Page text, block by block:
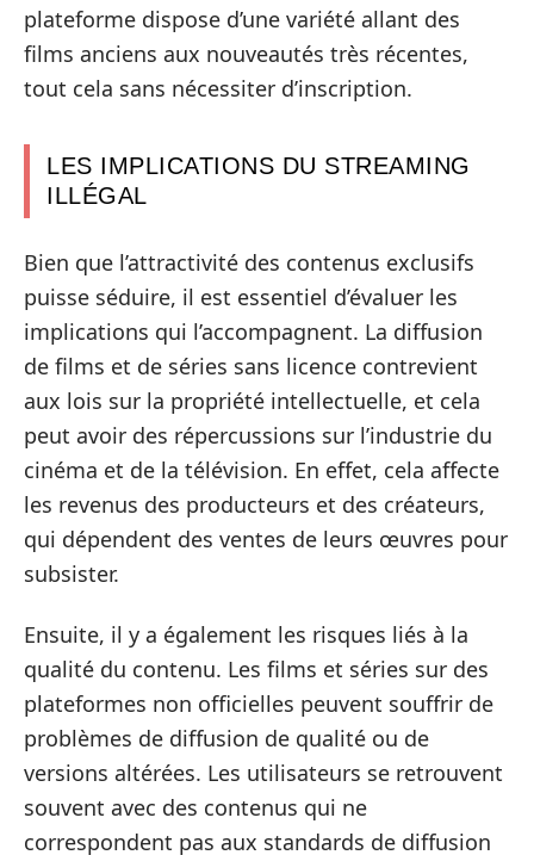
plateforme dispose d’une variété allant des
films anciens aux nouveautés très récentes,
tout cela sans nécessiter d’inscription.
LES IMPLICATIONS DU STREAMING
ILLÉGAL
Bien que l’attractivité des contenus exclusifs
puisse séduire, il est essentiel d’évaluer les
implications qui l’accompagnent. La diffusion
de films et de séries sans licence contrevient
aux lois sur la propriété intellectuelle, et cela
peut avoir des répercussions sur l’industrie du
cinéma et de la télévision. En effet, cela affecte
les revenus des producteurs et des créateurs,
qui dépendent des ventes de leurs œuvres pour
subsister.
Ensuite, il y a également les risques liés à la
qualité du contenu. Les films et séries sur des
plateformes non officielles peuvent souffrir de
problèmes de diffusion de qualité ou de
versions altérées. Les utilisateurs se retrouvent
souvent avec des contenus qui ne
correspondent pas aux standards de diffusion